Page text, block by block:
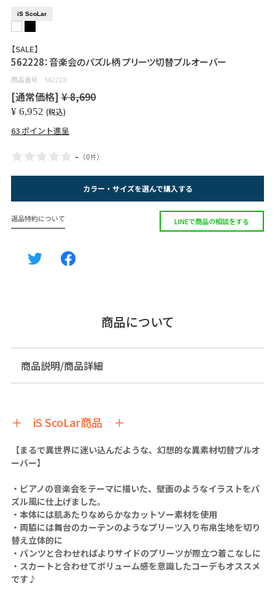
iS ScoLar
【SALE】
562228：音楽会のパズル柄 プリーツ切替プルオーバー
商品番号 562228
[通常価格] ¥8,690
¥ 6,952 税込
63 ポイント進呈
- （0件）
カラー・サイズを選んで購入する
返品特約について LINEで商品の相談をする
商品について
商品説明/商品詳細
＋ iS ScoLar商品 ＋
【まるで異世界に迷い込んだような、幻想的な異素材切替プルオ
ーバー】
・ピアノの音楽会をテーマに描いた、壁画のようなイラストをパ
ズル風に仕上げました。
・本体には肌あたりなめらかなカットソー素材を使用
・両脇には舞台のカーテンのようなプリーツ入り布帛生地を切り
替え立体的に
・パンツと合わせればよりサイドのプリーツが際立つ着こなしに
・スカートと合わせてボリューム感を意識したコーデもオススメ
です♪